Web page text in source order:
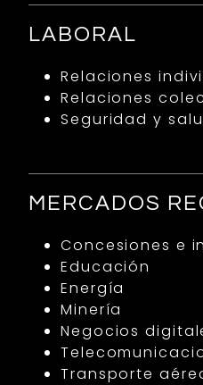
LABORAL
Relaciones
Relaciones
Seguridad y
MERCADOS
Concesiones e
Educación
Energía
Minería
Negocios
Transporte